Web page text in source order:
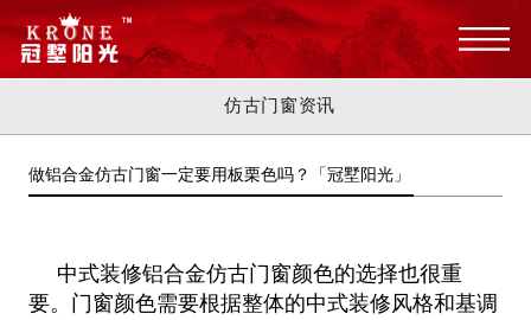
仿古门窗资讯
做铝合金仿古门窗一定要用板栗色吗？「冠墅阳光」
中式装修铝合金仿古门窗颜色的选择也很重
要。门窗颜色需要根据整体的中式装修风格和基调